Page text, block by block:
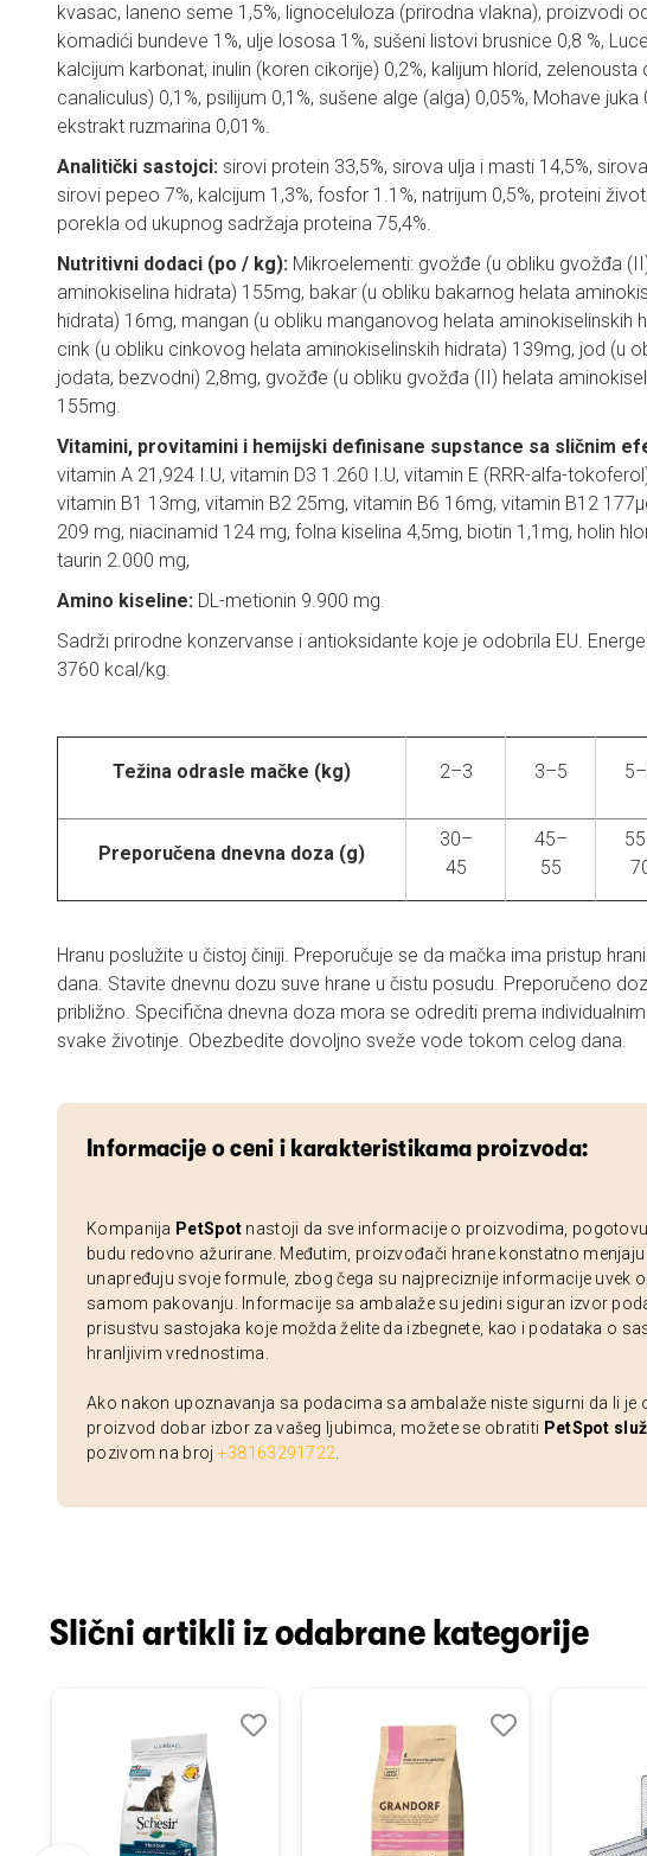
kvasac, laneno seme 1,5%, lignoceluloza (prirodna vlakna), proizvodi
komadići bundeve 1%, ulje lososa 1%, sušeni listovi brusnice 0,8 %,
kalcijum karbonat, inulin (koren cikorije) 0,2%, kalijum hlorid, zelenousta
canaliculus) 0,1%, psilijum 0,1%, sušene alge (alga) 0,05%, Mohave juka
ekstrakt ruzmarina 0,01%.
Analitički sastojci: sirovi protein 33,5%, sirova ulja i masti 14,5%,
sirovi pepeo 7%, kalcijum 1,3%, fosfor 1.1%, natrijum 0,5%, proteini
porekla od ukupnog sadržaja proteina 75,4%.
Nutritivni dodaci (po / kg): Mikroelementi: gvožđe (u obliku gvožđa
aminokiselina hidrata) 155mg, bakar (u obliku bakarnog helata
hidrata) 16mg, mangan (u obliku manganovog helata aminokiselinskih
cink (u obliku cinkovog helata aminokiselinskih hidrata) 139mg, jod (u
jodata, bezvodni) 2,8mg, gvožđe (u obliku gvožđa (II) helata
155mg.
Vitamini, provitamini i hemijski definisane supstance sa sličnim
vitamin A 21,924 I.U, vitamin D3 1.260 I.U, vitamin E (RRR-alfa-
vitamin B1 13mg, vitamin B2 25mg, vitamin B6 16mg, vitamin B12
209 mg, niacinamid 124 mg, folna kiselina 4,5mg, biotin 1,1mg, holin
taurin 2.000 mg,
Amino kiseline: DL-metionin 9.900 mg.
Sadrži prirodne konzervanse i antioksidante koje je odobrila EU.
3760 kcal/kg.
Težina odrasle mačke (kg) 2–3 3–5
Preporučena dnevna doza (g)
30–
45
45–
55
Hranu poslužite u čistoj činiji. Preporučuje se da mačka ima pristup
dana. Stavite dnevnu dozu suve hrane u čistu posudu. Preporučeno
približno. Specifična dnevna doza mora se odrediti prema
svake životinje. Obezbedite dovoljno sveže vode tokom celog dana.
Informacije o ceni i karakteristikama proizvoda:
Kompanija PetSpot nastoji da sve informacije o proizvodima, pogotovu
budu redovno ažurirane. Međutim, proizvođači hrane konstatno menjaju
unapređuju svoje formule, zbog čega su najpreciznije informacije uvek
samom pakovanju. Informacije sa ambalaže su jedini siguran izvor
prisustvu sastojaka koje možda želite da izbegnete, kao i podataka o
hranljivim vrednostima.
Ako nakon upoznavanja sa podacima sa ambalaže niste sigurni da li je
proizvod dobar izbor za vašeg ljubimca, možete se obratiti PetSpot
pozivom na broj +38163291722
Slični artikli iz odabrane kategorije